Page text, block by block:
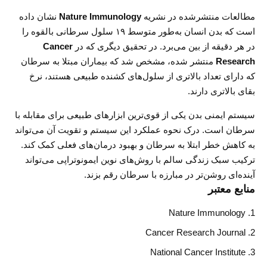
مطالعات منتشرشده در نشریه Nature Immunology نشان داده
است که بدن انسان به‌طور متوسط ۱۹ سلول سرطانی بالقوه را
در هر دقیقه از بین می‌برد. در تحقیق دیگری که در Cancer
Research منتشر شده، مشخص شد که بیماران مبتلا به سرطان
که دارای تعداد بالاتری از سلول‌های کشنده طبیعی هستند، نرخ
بقای بالاتری دارند.
سیستم ایمنی بدن یکی از قوی‌ترین ابزارهای طبیعی برای مقابله با
سرطان است. درک نحوه عملکرد این سیستم و تقویت آن می‌تواند
به کاهش خطر ابتلا به سرطان و بهبود درمان‌های فعلی کمک کند.
ترکیب سبک زندگی سالم با روش‌های نوین ایمونوتراپی می‌تواند
آینده‌ای روشن‌تر در مبارزه با سرطان رقم بزند.
منابع معتبر
Nature Immunology
Cancer Research Journal
National Cancer Institute